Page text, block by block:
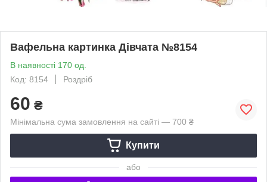
Вафельна картинка Дівчата №8154
В наявності 170 од.
Код: 8154
Роздріб
60 ₴
Мінімальна сума замовлення на сайті — 700 ₴
Купити
або